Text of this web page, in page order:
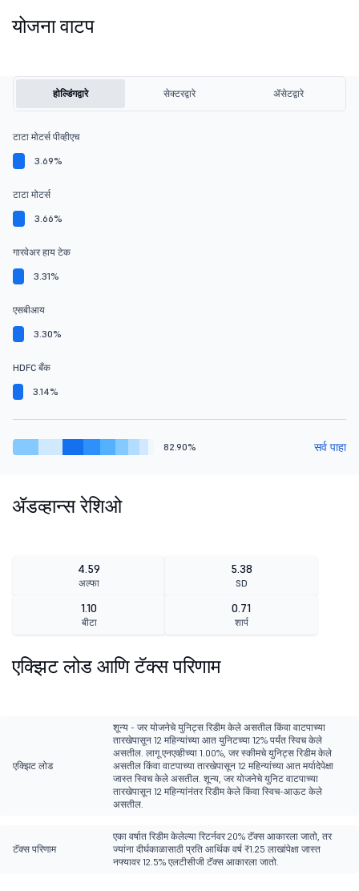
योजना वाटप
होल्डिंगद्वारे सेक्टरद्वारे ॲसेटद्वारे
टाटा मोटर्स पीव्हीएच
3.69%
टाटा मोटर्स
3.66%
गारवेअर हाय टेक
3.31%
एसबीआय
3.30%
HDFC बँक
3.14%
82.90% सर्व पाहा
ॲडव्हान्स रेशिओ
4.59
अल्फा
5.38
SD
1.10
बीटा
0.71
शार्प
एक्झिट लोड आणि टॅक्स परिणाम
एक्झिट लोड
शून्य - जर योजनेचे युनिट्स रिडीम केले असतील किंवा वाटपाच्या
तारखेपासून 12 महिन्यांच्या आत युनिटच्या 12% पर्यंत स्विच केले
असतील. लागू एनएव्हीच्या 1.00%, जर स्कीमचे युनिट्स रिडीम केले
असतील किंवा वाटपाच्या तारखेपासून 12 महिन्यांच्या आत मर्यादेपेक्षा
जास्त स्विच केले असतील. शून्य, जर योजनेचे युनिट वाटपाच्या
तारखेपासून 12 महिन्यांनंतर रिडीम केले किंवा स्विच-आऊट केले
असतील.
टॅक्स परिणाम
एका वर्षात रिडीम केलेल्या रिटर्नवर 20% टॅक्स आकारला जातो, तर
ज्यांना दीर्घकाळासाठी प्रति आर्थिक वर्ष ₹1.25 लाखांपेक्षा जास्त
नफ्यावर 12.5% एलटीसीजी टॅक्स आकारला जातो.